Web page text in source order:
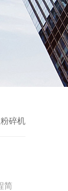
碎机
简